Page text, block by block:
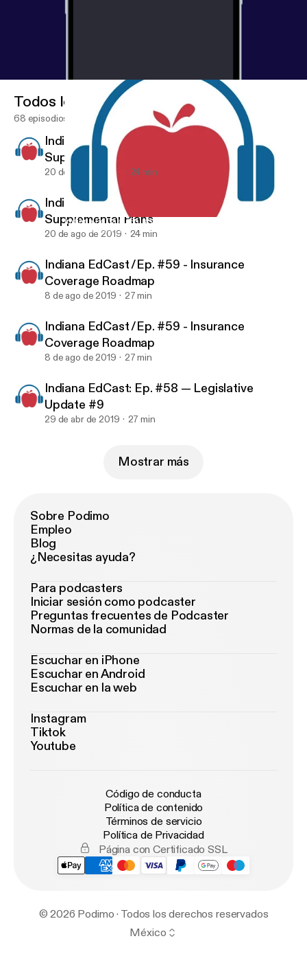
Indiana EdCast /Ep. #59 - Insurance Coverage Roadmap
IRTA INDIANA EdCAST
Todos los episodios
68 episodios
Indiana EdCast /Ep. #60 - About Medicare
Supplemental Plans
20 de ago de 2019 24 min
Indiana EdCast /Ep. #60 - About Medicare
Supplemental Plans
20 de ago de 2019 24 min
Indiana EdCast /Ep. #59 - Insurance
Coverage Roadmap
8 de ago de 2019 27 min
Indiana EdCast /Ep. #59 - Insurance
Coverage Roadmap
8 de ago de 2019 27 min
Indiana EdCast: Ep. #58 — Legislative
Update #9
29 de abr de 2019 27 min
Mostrar más
Sobre Podimo
Empleo
Blog
¿Necesitas ayuda?
Para podcasters
Iniciar sesión como podcaster
Preguntas frecuentes de Podcaster
Normas de la comunidad
Escuchar en iPhone
Escuchar en Android
Escuchar en la web
Instagram
Tiktok
Youtube
Código de conducta
Política de contenido
Términos de servicio
Política de Privacidad
Página con Certificado SSL
© 2026 Podimo · Todos los derechos reservados
México